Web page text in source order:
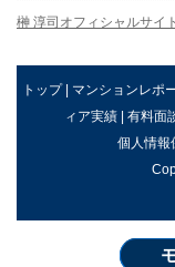
榊 淳司オフィシャルサイト
トップ| マンションレポ
ィア実績| 有料面
個人情報